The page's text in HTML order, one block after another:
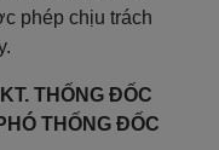
phép chịu trách
KT. THỐNG ĐỐC
THỐNG ĐỐC